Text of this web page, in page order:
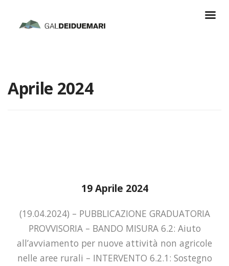
Aprile 2024
19 Aprile 2024
(19.04.2024) – PUBBLICAZIONE GRADUATORIA
PROVVISORIA – BANDO MISURA 6.2: Aiuto
all’avviamento per nuove attività non agricole
nelle aree rurali – INTERVENTO 6.2.1: Sostegno